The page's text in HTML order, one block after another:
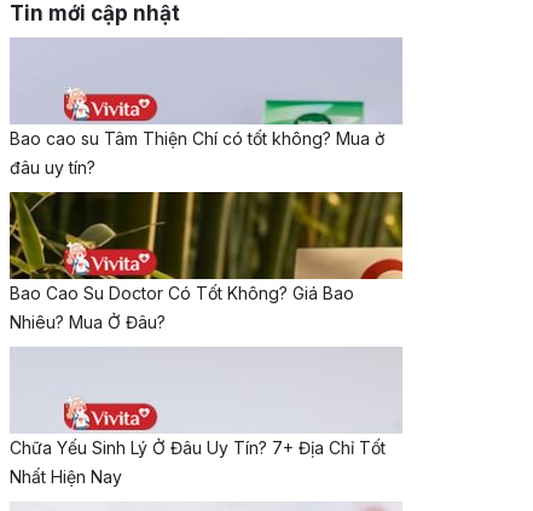
Tin mới cập nhật
Bao cao su Tâm Thiện Chí có tốt không? Mua ở
đâu uy tín?
Bao Cao Su Doctor Có Tốt Không? Giá Bao
Nhiêu? Mua Ở Đâu?
Chữa Yếu Sinh Lý Ở Đâu Uy Tín? 7+ Địa Chỉ Tốt
Nhất Hiện Nay